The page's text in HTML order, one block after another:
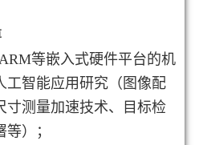
等嵌入式硬件平台的机
工智能应用研究（图像配
寸测量加速技术、目标检
）；